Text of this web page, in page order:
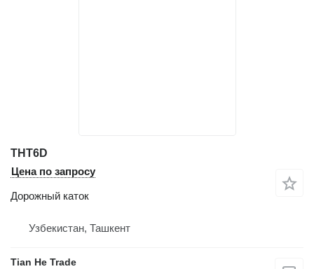
THT6D
Цена по запросу
Дорожный каток
Узбекистан, Ташкент
Tian He Trade